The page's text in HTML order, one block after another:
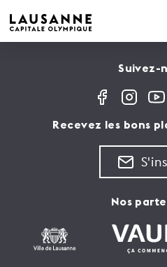
Suivez-
Recevez les bons
Nos